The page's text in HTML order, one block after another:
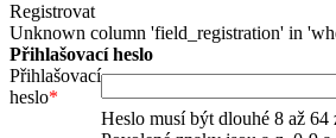
Registrovat
Unknown column 'field_registration' in
Přihlašovací heslo
Přihlašovací
heslo*
Heslo musí být dlouhé 8 až 64